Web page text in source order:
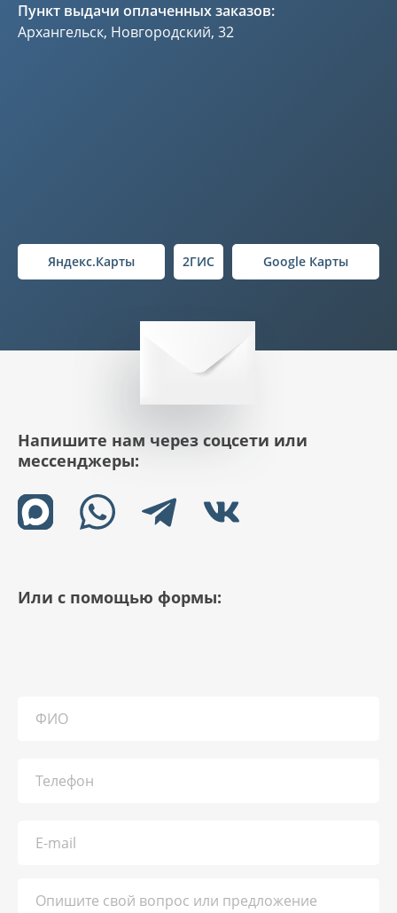
Пункт выдачи оплаченных заказов:
Архангельск, Новгородский, 32
Яндекс.Карты 2ГИС Google Карты
Напишите нам через соцсети или
мессенджеры:
Или с помощью формы: